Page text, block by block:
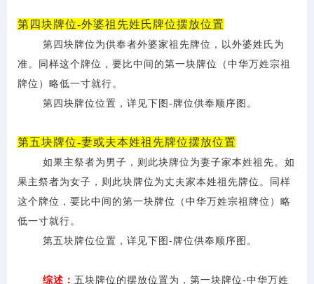
第四块牌位-外婆祖先姓氏牌位摆放位置
第四块牌位为供奉者外婆家祖先牌位，以外婆姓氏为
准。同样这个牌位，要比中间的第一块牌位（中华万姓宗祖
牌位）略低一寸就行。
第四块牌位位置，详见下图 -牌位供奉顺序图。
第五块牌位-妻或夫本姓祖先牌位摆放位置
如果主祭者为男子，则此块牌位为妻子家本姓祖先。如
果主祭者为女子，则此块牌位为丈夫家本姓祖先牌位。同样
这个牌位，要比中间的第一块牌位（中华万姓宗祖牌位）略
低一寸就行。
第五块牌位位置，详见下图 -牌位供奉顺序图。
综述： 五块牌位的摆放位置为，第一块牌位-中华万姓